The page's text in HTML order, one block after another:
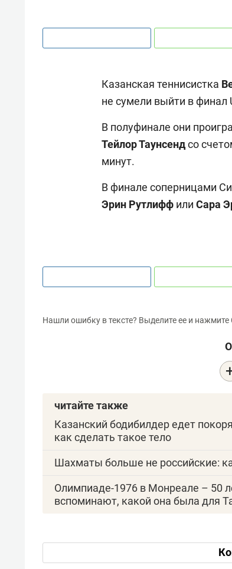
Казанская теннисистка
не сумели выйти в финал
В полуфинале они
Тейлор Таунсендсо
минут.
В финале соперницами
Эрин Рутлифф или Сара
Нашли ошибку в тексте? Выделите ее и нажмите
читайте также
Казанский бодибилдер едет
как сделать такое тело
Шахматы больше не российские:
Олимпиаде-1976 в Монреале – 50
вспоминают, какой она была для